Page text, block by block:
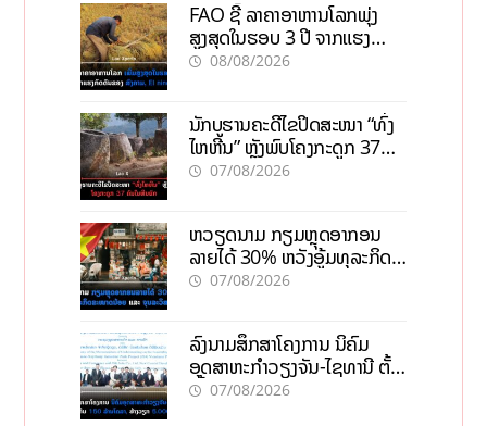
FAO ຊີ້ ລາຄາອາຫານໂລກພຸ່ງ
ສູງສຸດໃນຮອບ 3 ປີ ຈາກແຮງ
ກົດດັນຂອງສົງຄາມ, El nino
08/08/2026
ນັກບູຮານຄະດີໄຂປິດສະໜາ “ທົ່ງ
ໄຫຫີນ” ຫຼັງພົບໂຄງກະດູກ 37
ຄົນໃນຫີນຍັກ
07/08/2026
ຫວຽດນາມ ກຽມຫຼຸດອາກອນ
ລາຍໄດ້ 30% ຫວັງອູ້ມທຸລະກິດ
ຂະໜາດນ້ອຍ ແລະ ຈຸນລະ
07/08/2026
ລົງນາມສຶກສາໂຄງການ ນິຄົມ
ອຸດສາຫະກຳວຽງຈັນ-ໄຊທານີ ຕັ້ງ
ເປົ້າດຶງທຶນ 150 ລ້ານໂດລາ, ສ້າງ
07/08/2026